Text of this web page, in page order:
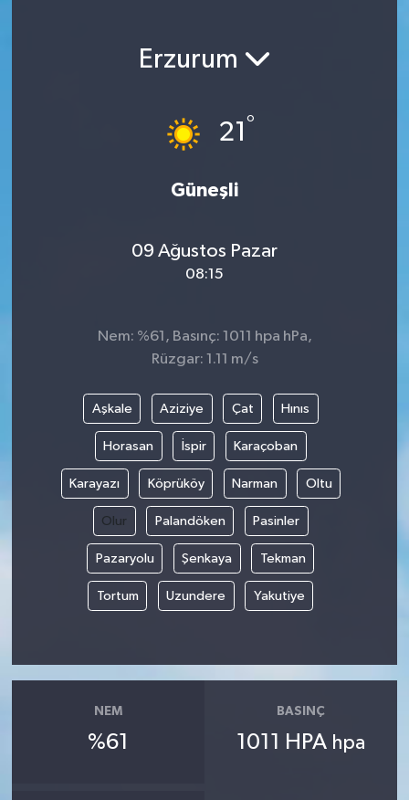
Erzurum
21 °
Güneşli
09 Ağustos Pazar
08:15
Nem: %61, Basınç: 1011 hpa hPa,
Rüzgar: 1.11 m/s
Aşkale Aziziye Çat Hınıs
Horasan İspir Karaçoban
Karayazı Köprüköy Narman Oltu
Olur Palandöken Pasinler
Pazaryolu Şenkaya Tekman
Tortum Uzundere Yakutiye
NEM
%61
BASINÇ
1011 HPA hpa